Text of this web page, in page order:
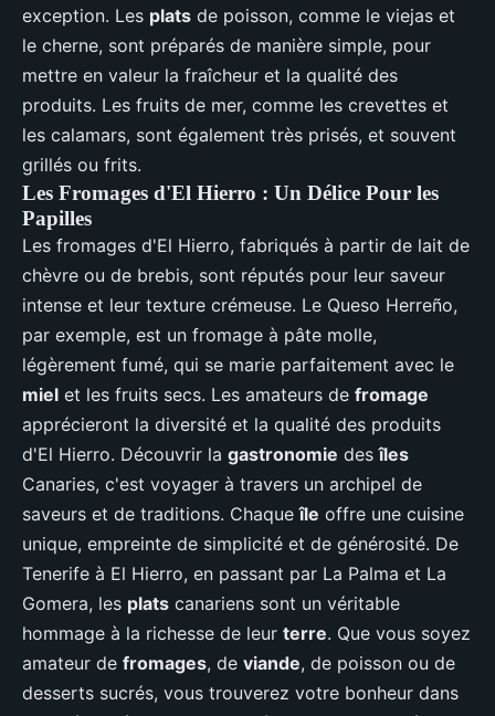
exception. Les plats de poisson, comme le viejas et
le cherne, sont préparés de manière simple, pour
mettre en valeur la fraîcheur et la qualité des
produits. Les fruits de mer, comme les crevettes et
les calamars, sont également très prisés, et souvent
grillés ou frits.
Les Fromages d'El Hierro : Un Délice Pour les
Papilles
Les fromages d'El Hierro, fabriqués à partir de lait de
chèvre ou de brebis, sont réputés pour leur saveur
intense et leur texture crémeuse. Le Queso Herreño,
par exemple, est un fromage à pâte molle,
légèrement fumé, qui se marie parfaitement avec le
miel et les fruits secs. Les amateurs de fromage
apprécieront la diversité et la qualité des produits
d'El Hierro. Découvrir la gastronomie desîles
Canaries, c'est voyager à travers un archipel de
saveurs et de traditions. Chaqueîle offre une cuisine
unique, empreinte de simplicité et de générosité. De
Tenerife à El Hierro, en passant par La Palma et La
Gomera, les plats canariens sont un véritable
hommage à la richesse de leur terre. Que vous soyez
amateur de fromages, de viande, de poisson ou de
desserts sucrés, vous trouverez votre bonheur dans